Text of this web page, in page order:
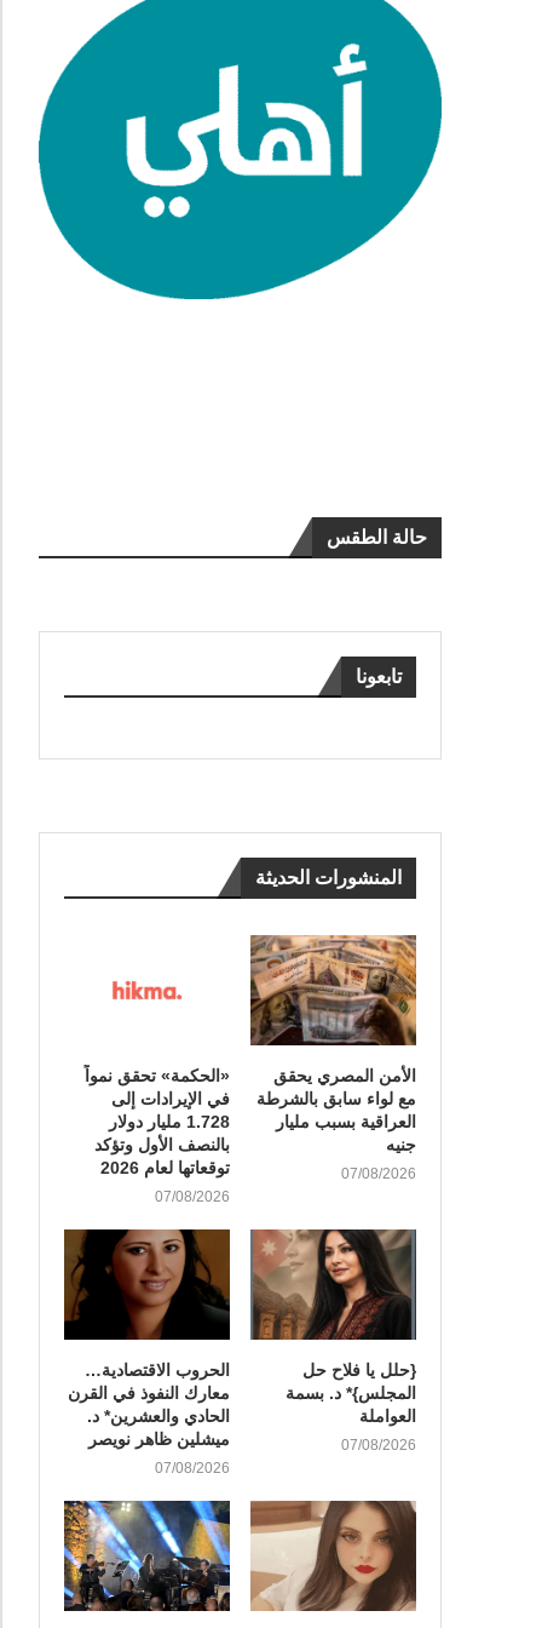
حالة الطقس
تابعونا
المنشورات الحديثة
الأمن المصري يحقق
مع لواء سابق بالشرطة
العراقية بسبب مليار
جنيه
07/08/2026
«الحكمة» تحقق نمواً
في الإيرادات إلى
1.728 مليار دولار
بالنصف الأول وتؤكد
توقعاتها لعام 2026
07/08/2026
{حلل يا فلاح حل
المجلس}* د. بسمة
العواملة
07/08/2026
الحروب الاقتصادية…
معارك النفوذ في القرن
الحادي والعشرين* د.
ميشلين ظاهر نويصر
07/08/2026